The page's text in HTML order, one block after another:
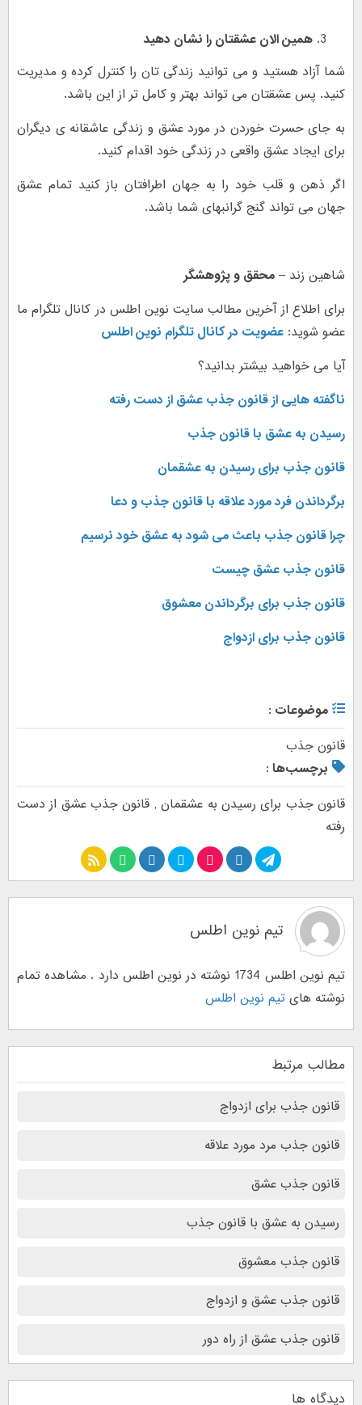
همین الان عشقتان را نشان دهید
شما آزاد هستید و می توانید زندگی تان را کنترل کرده و مدیریت
کنید. پس عشقتان می تواند بهتر و کامل تر از این باشد.
به جای حسرت خوردن در مورد عشق و زندگی عاشقانه ی دیگران
برای ایجاد عشق واقعی در زندگی خود اقدام کنید.
اگر ذهن و قلب خود را به جهان اطرافتان باز کنید تمام عشق
جهان می تواند گنج گرانبهای شما باشد.
شاهین زند – محقق و پژوهشگر
برای اطلاع از آخرین مطالب سایت نوین اطلس در کانال تلگرام ما
عضو شوید: عضویت در کانال تلگرام نوین اطلس
آیا می خواهید بیشتر بدانید؟
ناگفته هایی از قانون جذب عشق از دست رفته
رسیدن به عشق با قانون جذب
قانون جذب برای رسیدن به عشقمان
برگرداندن فرد مورد علاقه با قانون جذب و دعا
چرا قانون جذب باعث می شود به عشق خود نرسیم
قانون جذب عشق چیست
قانون جذب برای برگرداندن معشوق
قانون جذب برای ازدواج
موضوعات :
قانون جذب
برچسب‌ها :
قانون جذب برای رسیدن به عشقمان, قانون جذب عشق از دست
رفته
تیم نوین اطلس
تیم نوین اطلس 1734 نوشته در نوین اطلس دارد . مشاهده تمام
نوشته های تیم نوین اطلس
مطالب مرتبط
قانون جذب برای ازدواج
قانون جذب مرد مورد علاقه
قانون جذب عشق
رسیدن به عشق با قانون جذب
قانون جذب معشوق
قانون جذب عشق و ازدواج
قانون جذب عشق از راه دور
دیدگاه ها